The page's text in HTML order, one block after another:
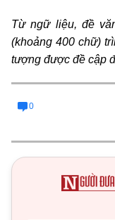
Từ ngữ liệu, đề
(khoảng 400 chữ)
tượng được đề cập
0